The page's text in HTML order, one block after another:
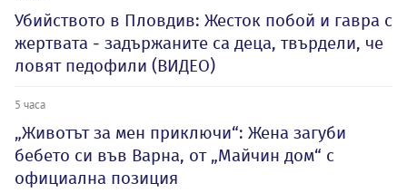
Убийството в Пловдив: Жесток побой и гавра с
жертвата - задържаните са деца, твърдели, че
ловят педофили (ВИДЕО)
5 часа
„Животът за мен приключи“: Жена загуби
бебето си във Варна, от „Майчин дом“ с
официална позиция